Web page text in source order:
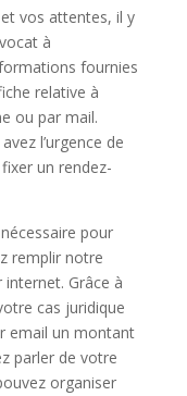
vos attentes, il y
à
fournies
relative à
ou par mail.
l’urgence de
un rendez-
pour
remplir notre
Grâce à
cas juridique
email un montant
parler de votre
organiser